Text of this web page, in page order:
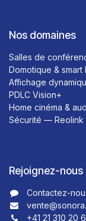
Nos domaines
Salles de
Domotique & smart
Affichage
PDLC Vision+
Home cinéma &
Sécurité — Reolink
Rejoignez-nous
Contactez-
+41 21 310 20